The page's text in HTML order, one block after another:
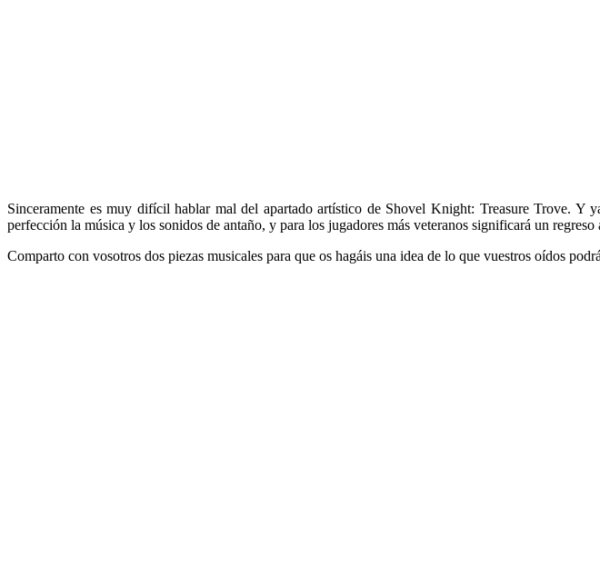
Sinceramente es muy difícil hablar mal del apartado artístico de Shovel Knight: Treasure Trove. Y
perfección la música y los sonidos de antaño, y para los jugadores más veteranos significará un regreso
Comparto con vosotros dos piezas musicales para que os hagáis una idea de lo que vuestros oídos